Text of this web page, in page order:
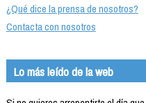
¿Qué dice la prensa de nosotros?
Contacta con nosotros
Lo más leído de la web